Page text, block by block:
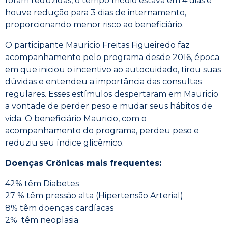
houve redução para 3 dias de internamento,
proporcionando menor risco ao beneficiário.
O participante Mauricio Freitas Figueiredo faz
acompanhamento pelo programa desde 2016, época
em que iniciou o incentivo ao autocuidado, tirou suas
dúvidas e entendeu a importância das consultas
regulares. Esses estímulos despertaram em Mauricio
a vontade de perder peso e mudar seus hábitos de
vida. O beneficiário Mauricio, com o
acompanhamento do programa, perdeu peso e
reduziu seu índice glicêmico.
Doenças Crônicas mais frequentes:
42% têm Diabetes
27 % têm pressão alta (Hipertensão Arterial)
8% têm doenças cardíacas
2% têm neoplasia